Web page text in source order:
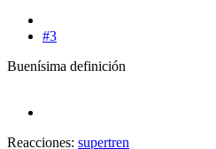
#3
Buenísima definición
Reacciones: supertren